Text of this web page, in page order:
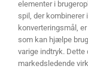
elementer i
spil, der kombinerer
konverteringsmål,
som kan hjælpe
varige indtryk. Dette
markedsledende